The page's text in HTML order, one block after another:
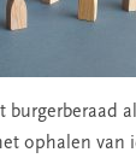
burgerberaad
ophalen van